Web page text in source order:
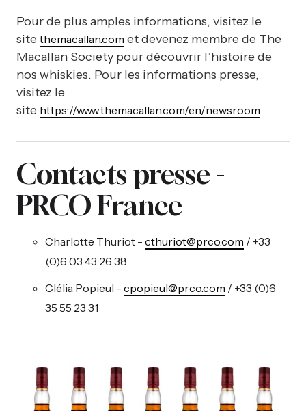
Pour de plus amples informations, visitez le
site themacallan.com et devenez membre de The
Macallan Society pour découvrir l’histoire de
nos whiskies. Pour les informations presse,
visitez le
site https://www.themacallan.com/en/newsroom
Contacts presse -
PRCO France
Charlotte Thuriot - cthuriot@prco.com / +33
(0)6 03 43 26 38
Clélia Popieul - cpopieul@prco.com / +33 (0)6
35 55 23 31